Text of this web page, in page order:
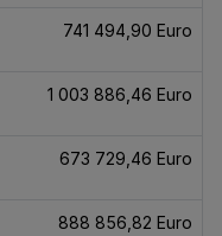
741 494,90 Euro
1 003 886,46 Euro
673 729,46 Euro
888 856,82 Euro